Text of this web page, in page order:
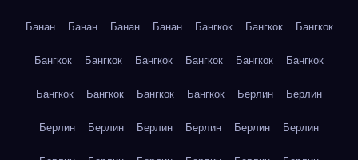
Банан Банан Банан Банан Бангкок Бангкок Бангкок
Бангкок Бангкок Бангкок Бангкок Бангкок Бангкок
Бангкок Бангкок Бангкок Бангкок Берлин Берлин
Берлин Берлин Берлин Берлин Берлин Берлин